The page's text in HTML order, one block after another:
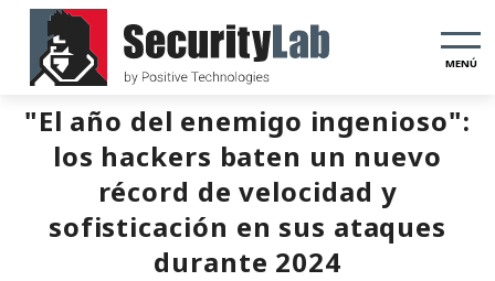
MENÚ
"El año del enemigo ingenioso":
los hackers baten un nuevo
récord de velocidad y
sofisticación en sus ataques
durante 2024